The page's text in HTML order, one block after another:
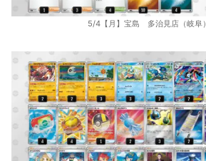
5/4【月】宝島 多治見店（岐阜）